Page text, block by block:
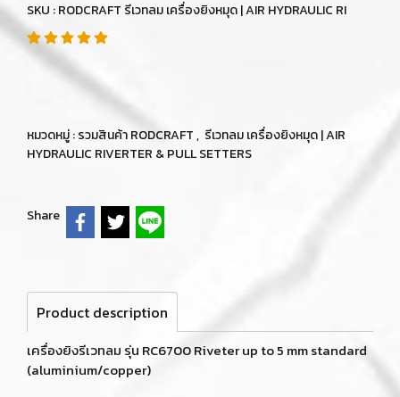
SKU : RODCRAFT รีเวทลม เครื่องยิงหมุด | AIR HYDRAULIC RI
หมวดหมู่ :รวมสินค้า RODCRAFT, รีเวทลม เครื่องยิงหมุด | AIR
HYDRAULIC RIVERTER & PULL SETTERS
Share
Product description
เครื่องยิงรีเวทลม รุ่น RC6700 Riveter up to 5 mm standard
(aluminium/copper)